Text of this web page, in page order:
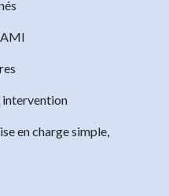
intervention
en charge simple,